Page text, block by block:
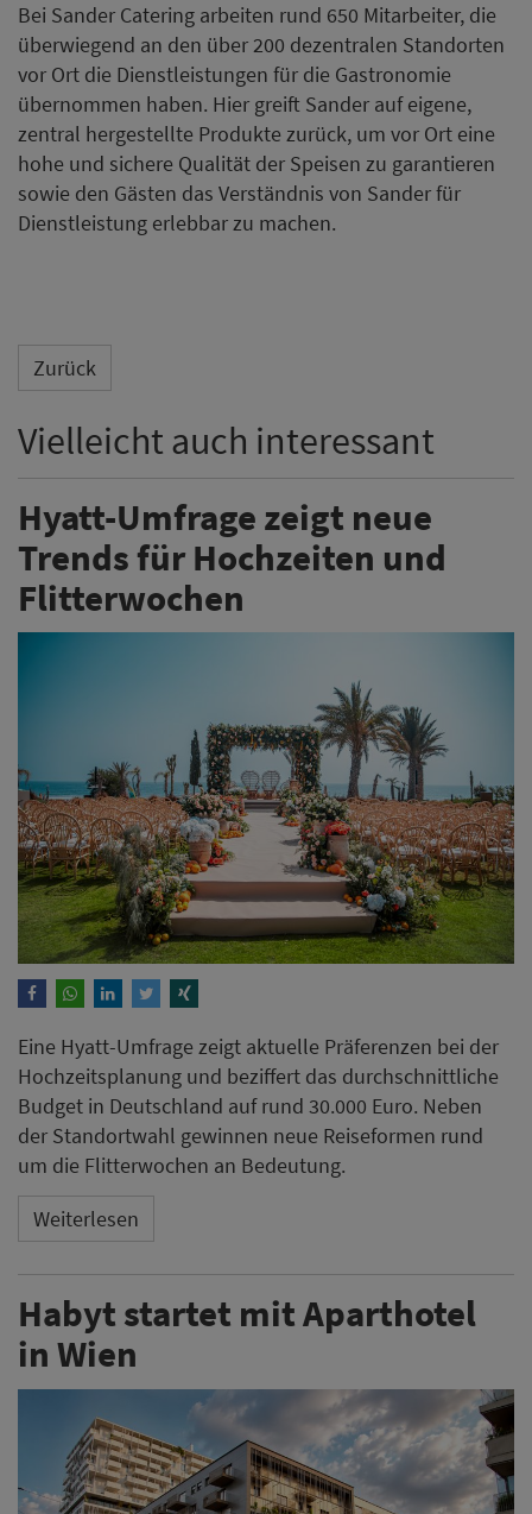
Bei Sander Catering arbeiten rund 650 Mitarbeiter, die
überwiegend an den über 200 dezentralen Standorten
vor Ort die Dienstleistungen für die Gastronomie
übernommen haben. Hier greift Sander auf eigene,
zentral hergestellte Produkte zurück, um vor Ort eine
hohe und sichere Qualität der Speisen zu garantieren
sowie den Gästen das Verständnis von Sander für
Dienstleistung erlebbar zu machen.
Zurück
Vielleicht auch interessant
Hyatt-Umfrage zeigt neue
Trends für Hochzeiten und
Flitterwochen
Eine Hyatt-Umfrage zeigt aktuelle Präferenzen bei der
Hochzeitsplanung und beziffert das durchschnittliche
Budget in Deutschland auf rund 30.000 Euro. Neben
der Standortwahl gewinnen neue Reiseformen rund
um die Flitterwochen an Bedeutung.
Weiterlesen
Habyt startet mit Aparthotel
in Wien